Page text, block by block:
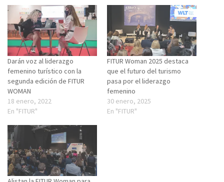
Darán voz al liderazgo
femenino turístico con la
segunda edición de FITUR
WOMAN
18 enero, 2022
En "FITUR"
FITUR Woman 2025 destaca
que el futuro del turismo
pasa por el liderazgo
femenino
30 enero, 2025
En "FITUR"